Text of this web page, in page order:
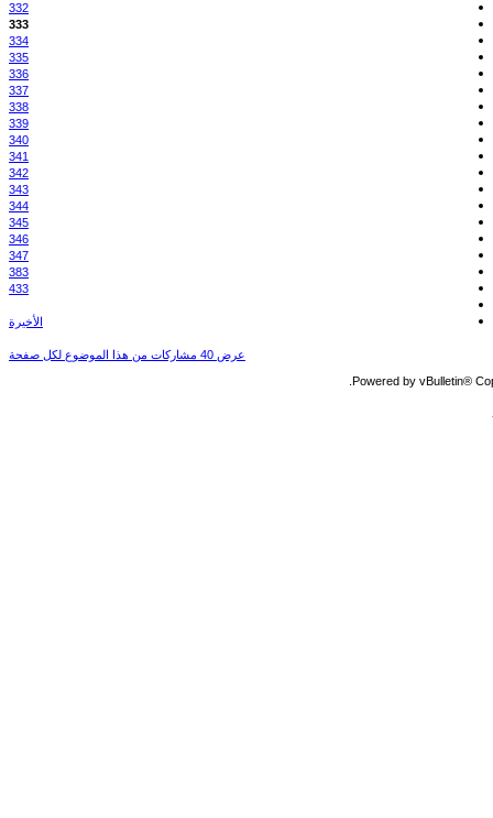
332
333
334
335
336
337
338
339
340
341
342
343
344
345
346
347
383
433
الأخيرة
عرض 40 مشاركات من هذا الموضوع لكل صفحة
Powered by vBulletin®